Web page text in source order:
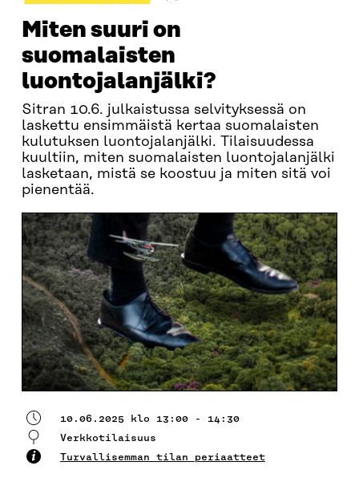
Miten suuri on
suomalaisten
luontojalanjälki?
Sitran 10.6. julkaistussa selvityksessä on
laskettu ensimmäistä kertaa suomalaisten
kulutuksen luontojalanjälki. Tilaisuudessa
kuultiin, miten suomalaisten luontojalanjälki
lasketaan, mistä se koostuu ja miten sitä voi
pienentää.
10.06.2025 klo 13:00 - 14:30
Verkkotilaisuus
Turvallisemman tilan periaatteet